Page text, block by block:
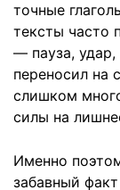
точные
тексты часто
— пауза,
переносил на
слишком
силы на
Именно
забавный